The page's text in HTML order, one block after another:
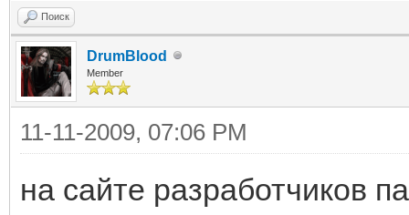
Поиск
DrumBlood
Member
11-11-2009, 07:06 PM
на сайте разработчиков